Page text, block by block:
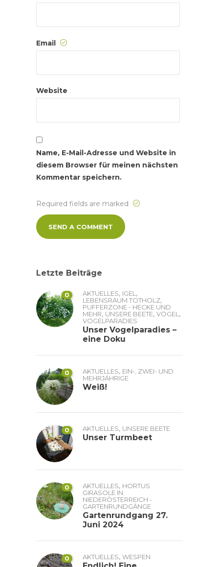
Email
Website
Name, E-Mail-Adresse und Website in
diesem Browser für meinen nächsten
Kommentar speichern.
Required fields are marked
Letzte Beiträge
0 AKTUELLES, IGEL ,
LEBENSRAUM TOTHOLZ,
PUFFERZONE - HECKE UND
MEHR, UNSERE BEETE, VÖGEL ,
VOGELPARADIES
Unser Vogelparadies –
eine Doku
0 AKTUELLES, EIN-, ZWEI- UND
MEHRJÄHRIGE
Weiß!
0 AKTUELLES, UNSERE BEETE
Unser Turmbeet
0 AKTUELLES, HORTUS
GIRASOLE IN
NIEDERÖSTERREICH -
GARTENRUNDGÄNGE
Gartenrundgang 27.
Juni 2024
0 AKTUELLES, WESPEN